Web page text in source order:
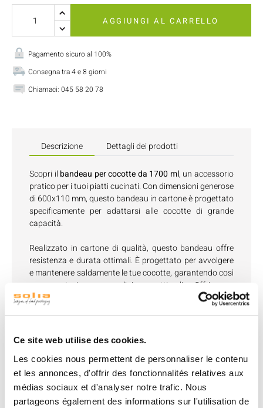
Ce site web utilise des cookies.
Les cookies nous permettent de personnaliser le contenu
et les annonces, d'offrir des fonctionnalités relatives aux
médias sociaux et d'analyser notre trafic. Nous
partageons également des informations sur l'utilisation de
AGGIUNGI AL CARRELLO
Pagamento sicuro al 100%
Consegna tra 4 e 8 giorni
Chiamaci: 045 58 20 78
Descrizione Dettagli dei prodotti
Scopri il bandeau per cocotte da 1700 ml, un accessorio
pratico per i tuoi piatti cucinati. Con dimensioni generose
di 600x110 mm, questo bandeau in cartone è progettato
specificamente per adattarsi alle cocotte di grande
capacità.
Realizzato in cartone di qualità, questo bandeau offre
resistenza e durata ottimali. È progettato per avvolgere
e mantenere saldamente le tue cocotte, garantendo così
una protezione e un'igiene ottimali. Offri una
presentazione professionale ai tuoi piatti mantenendo la
Il bandeau per cocotte da 1700 ml è ideale per i servizi di
ristorazione da asporto o per i piatti cucinati che desideri
preservare. Ti consente di conservare le tue preparazioni
in modo sicuro e pratico, garantendo un'esperienza
culinaria di qualità per i tuoi clienti.